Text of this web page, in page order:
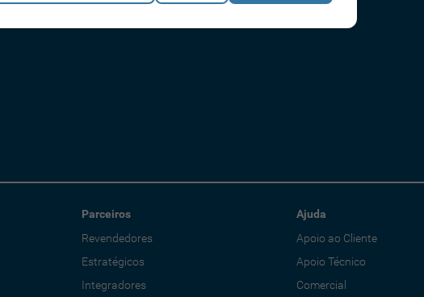
Parceiros
Revendedores
Estratégicos
Integradores
Ajuda
Apoio ao Cliente
Apoio Técnico
Comercial